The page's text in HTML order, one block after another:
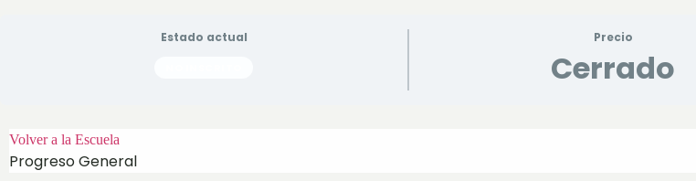
Estado actual Precio
Cerrado
Volver a la Escuela
Progreso General